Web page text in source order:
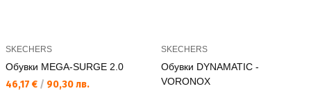
SKECHERS
Обувки MEGA-SURGE 2.0
Текуща цена:
46,17 € / 90,30 лв.
SKECHERS
Обувки DYNAMATIC -
VORONOX